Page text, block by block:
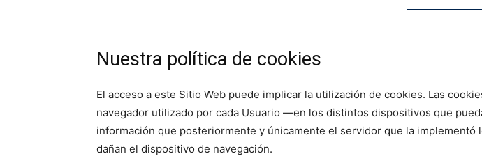
Nuestra política de cookies
El acceso a este Sitio Web puede implicar la utilización de cookies. Las
navegador utilizado por cada Usuario —en los distintos dispositivos que
información que posteriormente y únicamente el servidor que la implementó
dañan el dispositivo de navegación.